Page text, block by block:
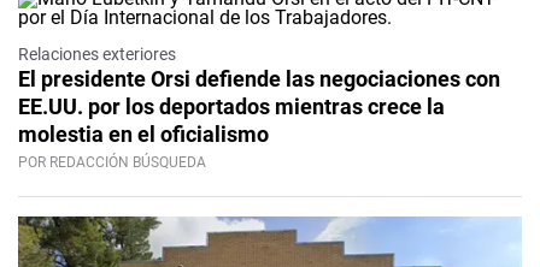
Relaciones exteriores
El presidente Orsi defiende las negociaciones con
EE.UU. por los deportados mientras crece la
molestia en el oficialismo
POR REDACCIÓN BÚSQUEDA